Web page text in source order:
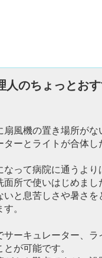
人のちょっとお
扇風機の置き場所がな
ーとライトが合体し
なって病院に通うより
所で使いはじめまし
いと息苦しさや暑さを
。
サーキュレーター、ラ
が可能です。